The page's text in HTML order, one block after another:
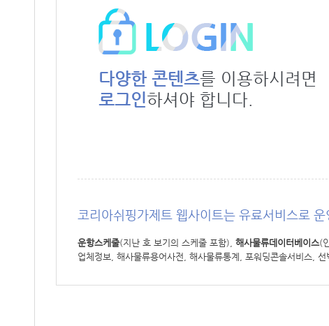
다양한 콘텐츠를 이용하시려면
로그인하셔야 합니다.
코리아쉬핑가제트 웹사이트는 유료서비스로 운
운항스케줄(지난 호 보기의 스케줄 포함), 해사물류데이터베이스(
업체정보, 해사물류용어사전, 해사물류통계, 포워딩콘솔서비스, 선